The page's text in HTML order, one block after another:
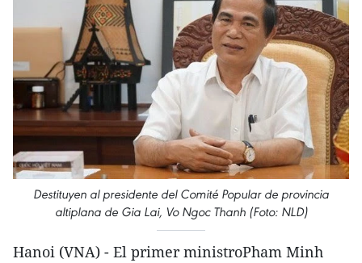
Destituyen al presidente del Comité Popular de provincia
altiplana de Gia Lai, Vo Ngoc Thanh (Foto: NLD)
Hanoi (VNA) - El primer ministroPham Minh